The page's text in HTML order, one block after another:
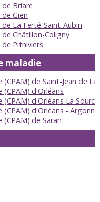
de Briare
Gien
La Ferté-Saint-Aubin
Châtillon-Coligny
Pithiviers
maladie
de Saint-Jean de La
(CPAM) d'Orléans
d'Orléans La Source
d'Orléans - Argonne
de Saran